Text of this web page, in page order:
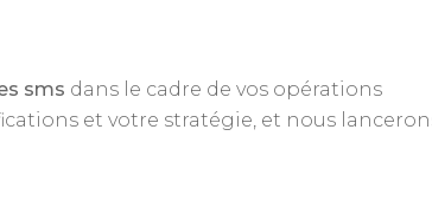
sms dans le cadre de vos opérations
et votre stratégie, et nous